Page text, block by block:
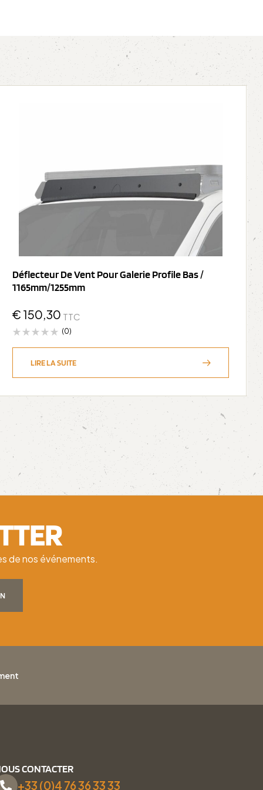
Déflecteur De Vent Pour Galerie Profile Bas /
1165mm/1255mm
€ 150,30 TTC
(0)
LIRE LA SUITE
de nos événements.
CONTACTER
+33 (0)4 76 36 33 33